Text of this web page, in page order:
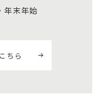
年末年始
ちら